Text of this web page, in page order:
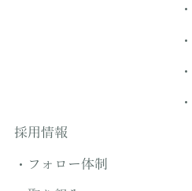
採用情報
フォロー体制